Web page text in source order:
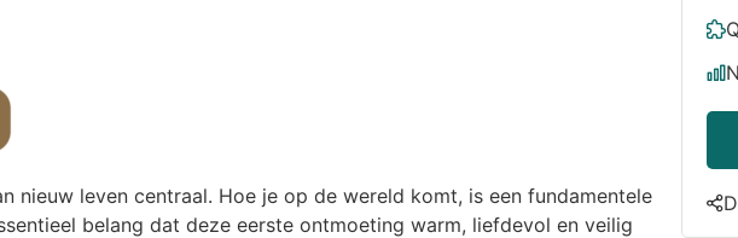
nieuw leven centraal. Hoe je op de wereld komt, is een fundamentele
belang dat deze eerste ontmoeting warm, liefdevol en veilig